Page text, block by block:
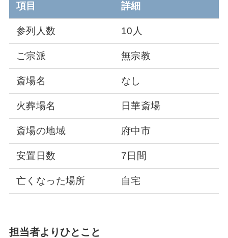
項目 詳細
参列人数 10人
ご宗派 無宗教
斎場名 なし
火葬場名 日華斎場
斎場の地域 府中市
安置日数 7日間
亡くなった場所 自宅
担当者よりひとこと